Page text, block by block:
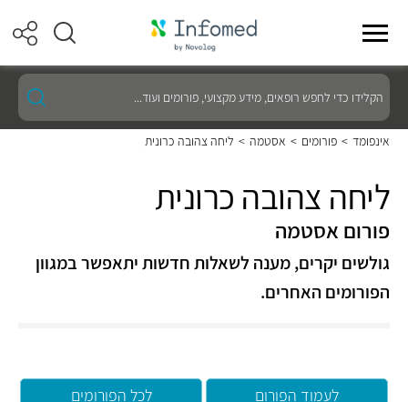
הקלידו
כדי
לחפש
רופאים,
מידע
פורומים
ועוד...
אינפומד > פורומים > אסטמה > ליחה צהובה כרונית
ליחה צהובה כרונית
פורום אסטמה
גולשים יקרים, מענה לשאלות חדשות יתאפשר במגוון
הפורומים האחרים.
לעמוד הפורום לכל הפורומים